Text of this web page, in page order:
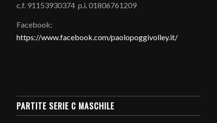
c.f. 91153930374 p.i. 01806761209
Facebook:
https://www.facebook.com/paolopoggivolley.it/
PARTITE SERIE C MASCHILE